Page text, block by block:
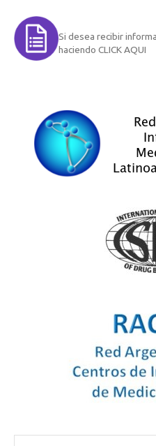
Si desea recibir
haciendo CLICK AQUI